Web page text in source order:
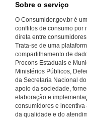
Sobre o serviço
O Consumidor.gov.br é
conflitos de consumo por
direta entre
Trata-se de uma
compartilhamento de
Procons Estaduais e
Ministérios Públicos,
da Secretaria Nacional
apoio da sociedade,
elaboração e
consumidores e
da qualidade e do